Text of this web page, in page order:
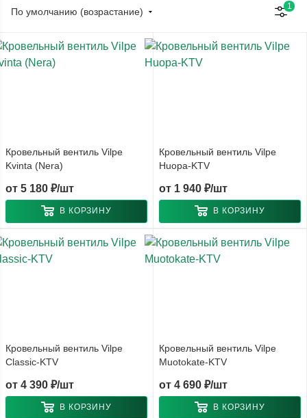
По умолчанию (возрастание) 1
Кровельный вентиль Vilpe
Kvinta (Nera)
от 5 180 ₽/шт
В КОРЗИНУ
Кровельный вентиль Vilpe
Huopa-KTV
от 1 940 ₽/шт
В КОРЗИНУ
Кровельный вентиль Vilpe
Classic-KTV
от 4 390 ₽/шт
В КОРЗИНУ
Кровельный вентиль Vilpe
Muotokate-KTV
от 4 690 ₽/шт
В КОРЗИНУ